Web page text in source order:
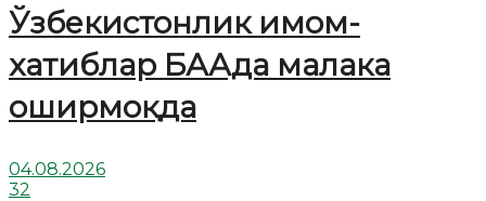
Ўзбекистонлик имом-
хатиблар БААда малака
оширмоқда
04.08.2026
32